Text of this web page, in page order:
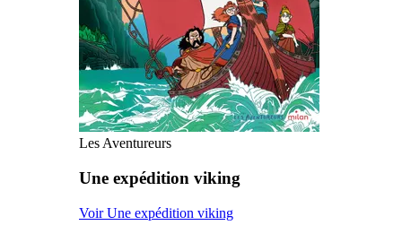
Les Aventureurs
Une expédition viking
Voir Une expédition viking